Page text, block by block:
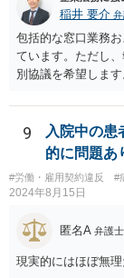
稲井 要介
包括的な窓口業務
ています。ただし
別協議を希望しま
着手金33万円（税
9
入院中の患
的に問題あ
#労働・雇用契約違反 #
2024年8月15日
匿名A 弁護士
現実的にはほぼ無理